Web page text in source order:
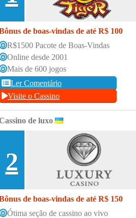
de boas-vindas de até R$ 100
R$1500 Pacote de Boas-Vindas
Online desde 2001
Mais de 600 jogos
Ler Comentário
Visite o Cassino
de luxo
2
de boas-vindas de até R$ 150
Ótima seção de cassino ao vivo